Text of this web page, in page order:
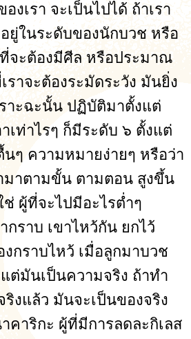
งเรา จะเป็นไปได้ ถ้าเรา
ในระดับของนักบวช หรือ
จะต้องมีศีล หรือประมาณ
ราจะต้องระมัดระวัง มันยิ่ง
ราะฉะนั้น ปฏิบัติมาตั้งแต่
เท่าไรๆ ก็มีระดับ ๖ ตั้งแต่
ๆ ความหมายง่ายๆ หรือว่า
าตามขั้น ตามตอน สูงขึ้น
ผู้ที่จะไปมีอะไรต่ำๆ
กราบ เขาไหว้กัน ยกไว้
กราบไหว้ เมื่อลูกมาบวช
ต่มันเป็นความจริง ถ้าทำ
งแล้ว มันจะเป็นของจริง
คาริกะ ผู้ที่มีการลดละกิเลส